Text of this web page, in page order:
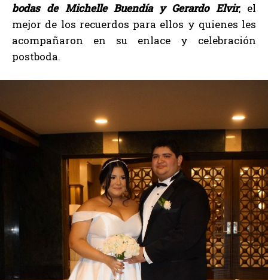
bodas de Michelle Buendía y Gerardo Elvir, el
mejor de los recuerdos para ellos y quienes les
acompañaron en su enlace y celebración
postboda.